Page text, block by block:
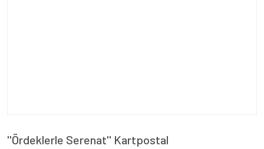
''Ördeklerle Serenat'' Kartpostal